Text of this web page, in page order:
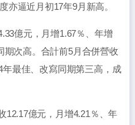
亦逼近月初17年9月新高。
億元，月增1.67％、年增
期次高。合計前5月合併營收
年最佳、改寫同期第三高，成
億元，月增4.21％、年